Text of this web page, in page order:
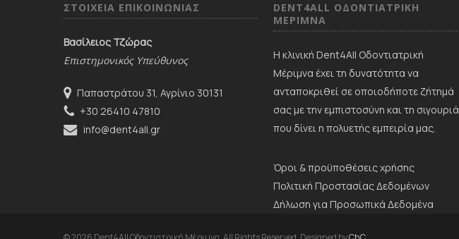
ΣΤΟΙΧΕΙΑ ΕΠΙΚΟΙΝΩΝΙΑΣ
Βασίλειος Τζώρας
Επιστημονικός Υπεύθυνος
Παπαστράτου 31, Αγρίνιο 30131
+30 26410 47810
info@dent4all.gr
DENT4ALL ΟΔΟΝΤΙΑΤΡΙΚΗ
ΜΕΡΙΜNΑ
Η κλινική Dent4All Οδοντιατρική
Μέριμνα έχει τη δυνατότητα να
ανταποκριθεί σε οποιοδήποτε ζήτημά
σας με την εμπιστοσύνη και τη σιγουριά
που δίνει η πολυετής εμπειρία μας.
Όροι & προϋποθέσεις χρήσης
Πολιτική Προστασίας Δεδομένων
Δήλωση για Προσωπικά Δεδομένα